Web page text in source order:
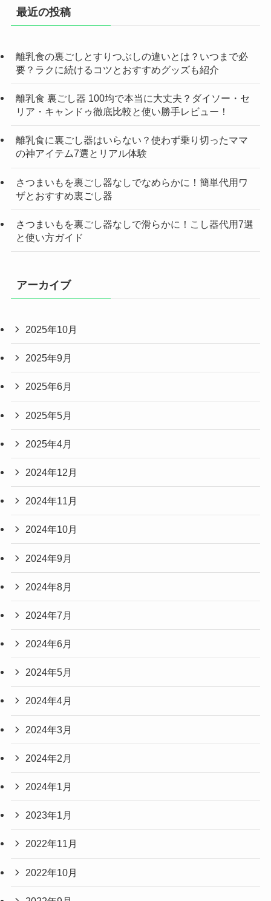
最近の投稿
離乳食の裏ごしとすりつぶしの違いとは？いつまで必
要？ラクに続けるコツとおすすめグッズも紹介
離乳食 裏ごし器 100均で本当に大丈夫？ダイソー・セ
リア・キャンドゥ徹底比較と使い勝手レビュー！
離乳食に裏ごし器はいらない？使わず乗り切ったママ
の神アイテム7選とリアル体験
さつまいもを裏ごし器なしでなめらかに！簡単代用ワ
ザとおすすめ裏ごし器
さつまいもを裏ごし器なしで滑らかに！こし器代用7選
と使い方ガイド
アーカイブ
2025年10月
2025年9月
2025年6月
2025年5月
2025年4月
2024年12月
2024年11月
2024年10月
2024年9月
2024年8月
2024年7月
2024年6月
2024年5月
2024年4月
2024年3月
2024年2月
2024年1月
2023年1月
2022年11月
2022年10月